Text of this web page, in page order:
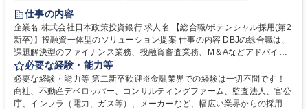
駅近5分以内
食事補助あり
託児所あり
仕事の内容
企業名 株式会社日本政策投資銀行 求人名 【総合職/ポテンシャル採用(第2
新卒)】投融資一体型のソリューション提案 仕事の内容 DBJの総合職は、
課題解決型のファイナンス業務、投融資審査業務、M＆Aなどアドバイザ
リー業務、地域戦略企画業務など、多様な業務に精通し、複数の専門性を
掛け合わせて広く社会に貢献していく職種です。 入社後は、横断的なロー
テーションを経て適性や専門性に応じたキャリアを形成していただきま
す。総合職として入社いただき、下記いずれかの部門でご活躍いただきま
必要な経験・能力等
必要な経験・能力等 第二新卒歓迎※金融業界での経験は一切不問です！
商社、不動産デベロッパー、コンサルティングファーム、監査法人、官公
庁、インフラ（電力、ガス等）、メーカーなど、幅広い業界からの採用実